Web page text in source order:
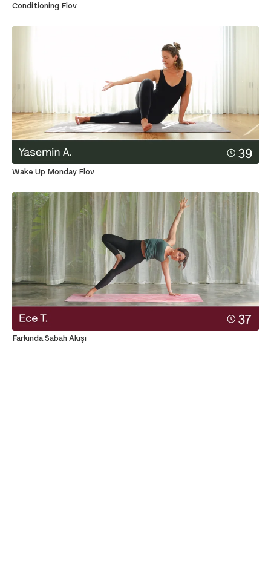
Conditioning Flov
Wake Up Monday Flov
Farkında Sabah Akışı